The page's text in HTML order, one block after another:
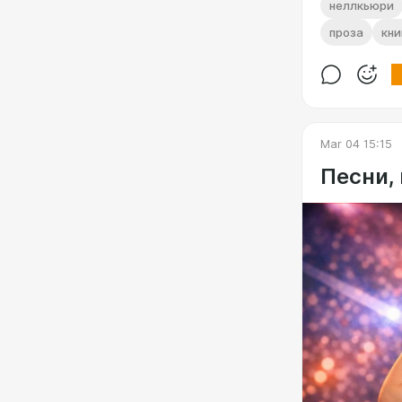
https://
"Отряд
"Рифма,
неллкьюри
проза
Mar 04 15:15